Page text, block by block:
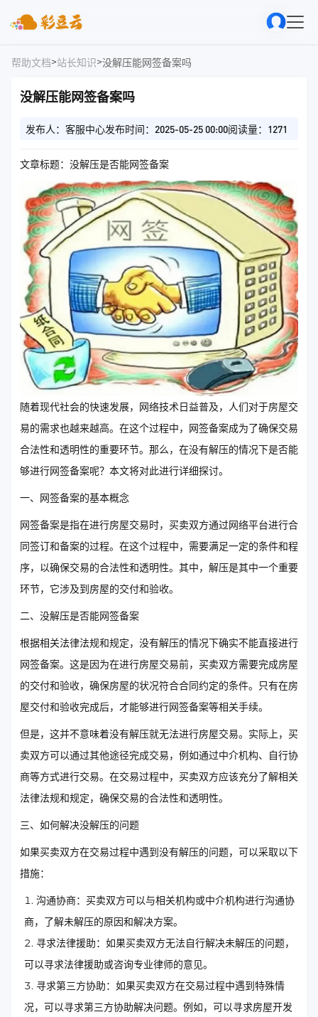
帮助文档>站长知识>没解压能网签备案吗
没解压能网签备案吗
发布人：客服中心发布时间：2025-05-25 00:00阅读量：1271
文章标题：没解压是否能网签备案
随着现代社会的快速发展，网络技术日益普及，人们对于房屋交
易的需求也越来越高。在这个过程中，网签备案成为了确保交易
合法性和透明性的重要环节。那么，在没有解压的情况下是否能
够进行网签备案呢？本文将对此进行详细探讨。
一、网签备案的基本概念
网签备案是指在进行房屋交易时，买卖双方通过网络平台进行合
同签订和备案的过程。在这个过程中，需要满足一定的条件和程
序，以确保交易的合法性和透明性。其中，解压是其中一个重要
环节，它涉及到房屋的交付和验收。
二、没解压是否能网签备案
根据相关法律法规和规定，没有解压的情况下确实不能直接进行
网签备案。这是因为在进行房屋交易前，买卖双方需要完成房屋
的交付和验收，确保房屋的状况符合合同约定的条件。只有在房
屋交付和验收完成后，才能够进行网签备案等相关手续。
但是，这并不意味着没有解压就无法进行房屋交易。实际上，买
卖双方可以通过其他途径完成交易，例如通过中介机构、自行协
商等方式进行交易。在交易过程中，买卖双方应该充分了解相关
法律法规和规定，确保交易的合法性和透明性。
三、如何解决没解压的问题
如果买卖双方在交易过程中遇到没有解压的问题，可以采取以下
措施：
沟通协商：买卖双方可以与相关机构或中介机构进行沟通协
商，了解未解压的原因和解决方案。
寻求法律援助：如果买卖双方无法自行解决未解压的问题，
可以寻求法律援助或咨询专业律师的意见。
寻求第三方协助：如果买卖双方在交易过程中遇到特殊情
况，可以寻求第三方协助解决问题。例如，可以寻求房屋开发